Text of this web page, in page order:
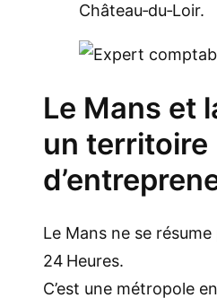
Château‑du‑Loir.
Le Mans et
un territoire
Le Mans ne se résume
24 Heures.
C’est une métropole